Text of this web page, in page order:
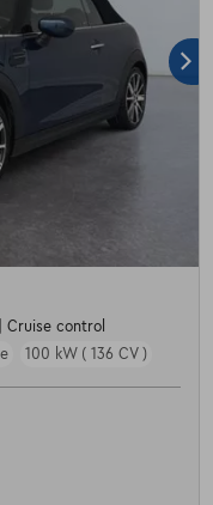
Cruise control
100 kW ( 136 CV )